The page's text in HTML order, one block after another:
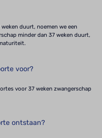
duurt, noemen we een
minder dan 37 weken duurt,
voor?
voor 37 weken zwangerschap
ontstaan?